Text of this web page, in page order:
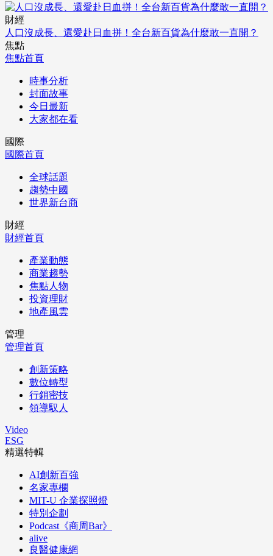
財經
人口沒成長、還愛赴日血拼！全台新百貨為什麼敢一直開？
焦點
焦點首頁
時事分析
封面故事
今日最新
大家都在看
國際
國際首頁
全球話題
趨勢中國
世界新台商
財經
財經首頁
產業動態
商業趨勢
焦點人物
投資理財
地產風雲
管理
管理首頁
創新策略
數位轉型
行銷密技
領導馭人
Video
ESG
精選特輯
AI創新百強
名家專欄
MIT-U 企業探照燈
特別企劃
Podcast《商周Bar》
alive
良醫健康網